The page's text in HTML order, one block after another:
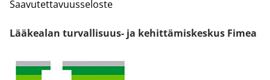
Saavutettavuusseloste
Lääkealan turvallisuus- ja kehittämiskeskus Fimea